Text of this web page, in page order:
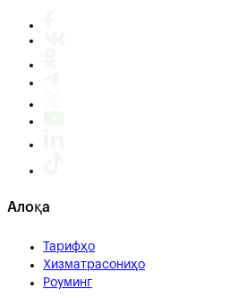
Алоқа
Тарифҳо
Хизматрасониҳо
Роуминг